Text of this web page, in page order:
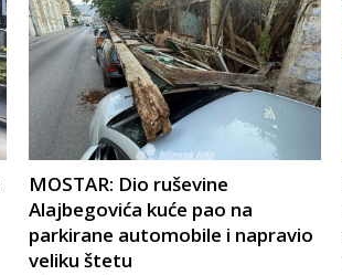
MOSTAR: Dio ruševine
Alajbegovića kuće pao na
parkirane automobile i napravio
veliku štetu